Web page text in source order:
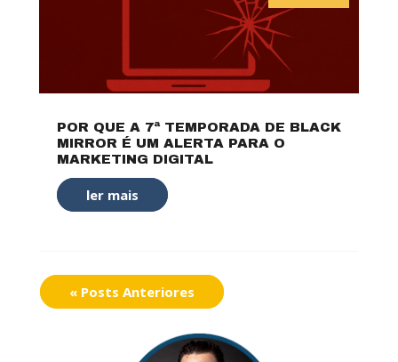
POR QUE A 7ª TEMPORADA DE BLACK
MIRROR É UM ALERTA PARA O
MARKETING DIGITAL
ler mais
« Posts Anteriores